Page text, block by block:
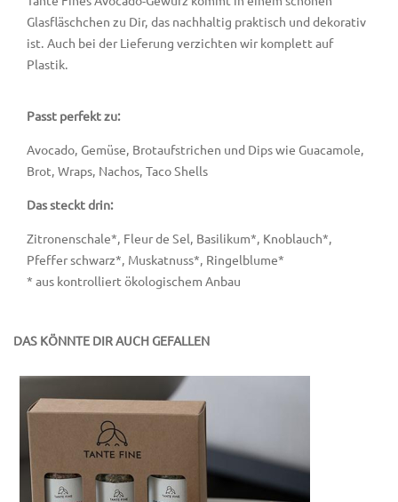
Glasfläschchen zu Dir, das nachhaltig praktisch und dekorativ
ist. Auch bei der Lieferung verzichten wir komplett auf
Plastik.
Passt perfekt zu:
Avocado, Gemüse, Brotaufstrichen und Dips wie Guacamole,
Brot, Wraps, Nachos, Taco Shells
Das steckt drin:
Zitronenschale*, Fleur de Sel, Basilikum*, Knoblauch*,
Pfeffer schwarz*, Muskatnuss*, Ringelblume*
* aus kontrolliert ökologischem Anbau
DAS KÖNNTE DIR AUCH GEFALLEN